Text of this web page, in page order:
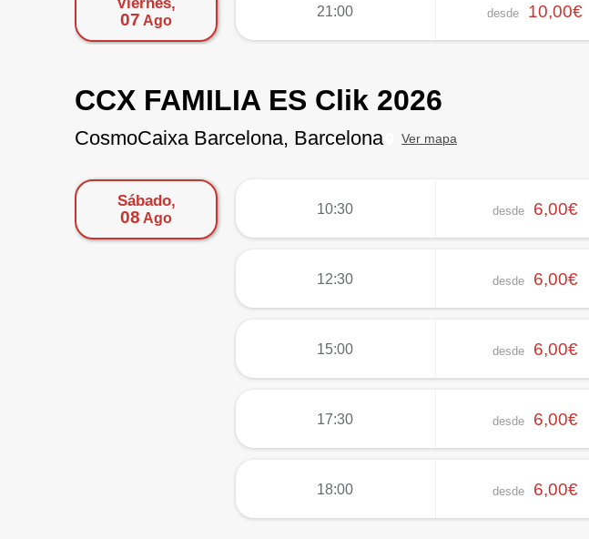
07 Ago
21:00 desde 10,00€
CCX FAMILIA ES Clik 2026
CosmoCaixa Barcelona, Barcelona Ver mapa
Sábado,
08 Ago
10:30 desde 6,00€
12:30 desde 6,00€
15:00 desde 6,00€
17:30 desde 6,00€
18:00 desde 6,00€